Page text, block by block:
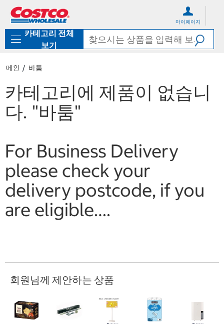
로
기
가
마이페이지
카테고리 전체
보기
메인 바툼
카테고리에 제품이 없습니
다. "바툼"
For Business Delivery
please check your
delivery postcode, if you
are eligible….
회원님께 제안하는 상품